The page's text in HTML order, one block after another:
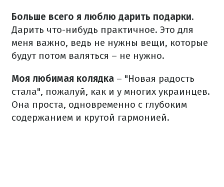
Больше всего я люблю дарить подарки.
Дарить что-нибудь практичное. Это для
меня важно, ведь не нужны вещи, которые
будут потом валяться – не нужно.
Моя любимая колядка – "Новая радость
стала", пожалуй, как и у многих украинцев.
Она проста, одновременно с глубоким
содержанием и крутой гармонией.